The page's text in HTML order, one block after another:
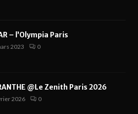
– l’Olympia Paris
2023 0
@Le Zenith Paris 2026
2026 0